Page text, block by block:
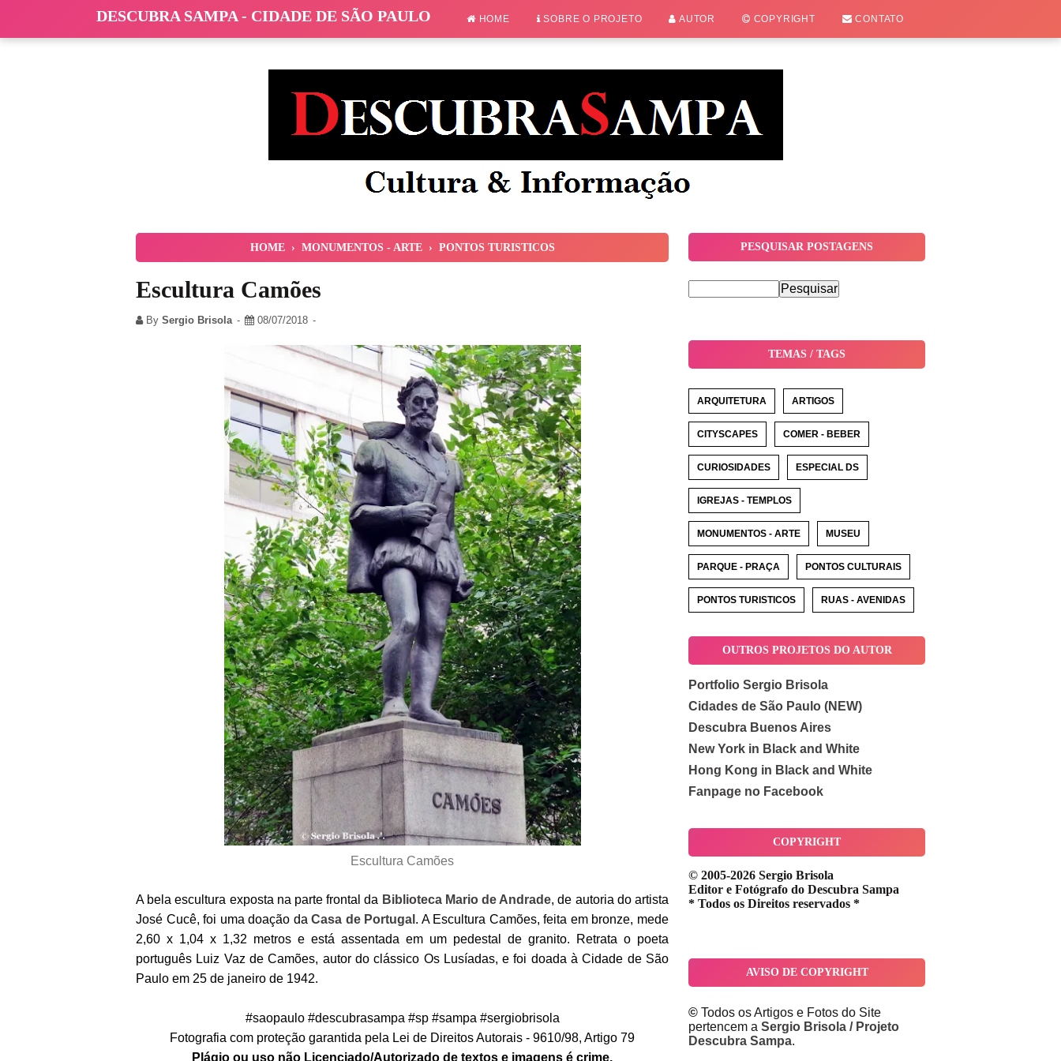
DESCUBRA SAMPA - CIDADE DE SÃO PAULO HOME SOBRE O PROJETO AUTOR COPYRIGHT CONTATO
HOME › MONUMENTOS - ARTE › PONTOS TURISTICOS
Escultura Camões
By Sergio Brisola 08/07/2018
Escultura Camões
A bela escultura exposta na parte frontal da Biblioteca Mario de Andrade, de autoria do artista
José Cucê, foi uma doação daCasa de Portugal . A Escultura Camões, feita em bronze, mede
2,60 x 1,04 x 1,32 metros e está assentada em um pedestal de granito. Retrata o poeta
português Luiz Vaz de Camões, autor do clássico Os Lusíadas, e foi doada à Cidade de São
Paulo em 25 de janeiro de 1942.
#saopaulo #descubrasampa #sp #sampa #sergiobrisola
Fotografia com proteção garantida pela Lei de Direitos Autorais - 9610/98, Artigo 79
Plágio ou uso não Licenciado/Autorizado de textos e imagens é crime.
PESQUISAR POSTAGENS
TEMAS / TAGS
ARQUITETURA ARTIGOS
CITYSCAPES COMER - BEBER
CURIOSIDADES ESPECIAL DS
IGREJAS - TEMPLOS
MONUMENTOS - ARTE MUSEU
PARQUE - PRAÇA PONTOS CULTURAIS
PONTOS TURISTICOS RUAS - AVENIDAS
OUTROS PROJETOS DO AUTOR
Portfolio Sergio Brisola
Cidades de São Paulo (NEW)
Descubra Buenos Aires
New York in Black and White
Hong Kong in Black and White
Fanpage no Facebook
COPYRIGHT
© 2005-2026 Sergio Brisola
Editor e Fotógrafo do Descubra Sampa
* Todos os Direitos reservados *
AVISO DE COPYRIGHT
© Todos os Artigos e Fotos do Site
pertencem a Sergio Brisola / Projeto
Descubra Sampa.